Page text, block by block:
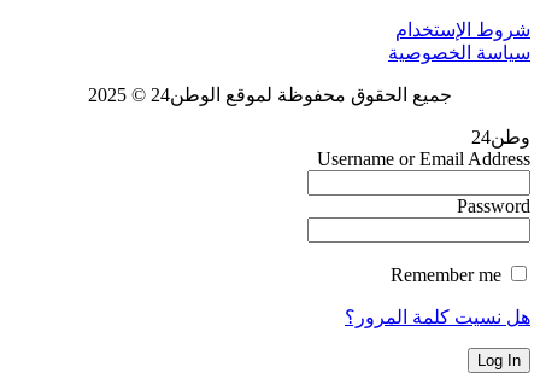
شروط الإستخدام
سياسة الخصوصية
جميع الحقوق محفوظة لموقع الوطن24 © 2025
وطن24
Username or Email Address
Password
هل نسيت كلمة المرور؟